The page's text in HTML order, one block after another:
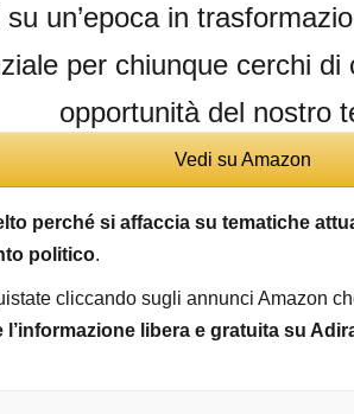
su un’epoca in
per chiunque cerchi
opportunità del nostro
Vedi su Amazon
perché si affaccia su tematiche
politico.
cliccando sugli annunci Amazon
l’informazione libera e gratuita su